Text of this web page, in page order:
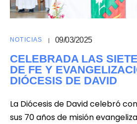
NOTICIAS 09/03/2025
CELEBRADA LAS
DE FE Y
DIÓCESIS DE DAVID
La Diócesis de David celebró
sus 70 años de misión